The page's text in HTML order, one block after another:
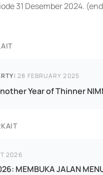
31 Desember 2024.
|28 FEBRUARY 2025
Year of Thinner
2026
MEMBUKA JALAN